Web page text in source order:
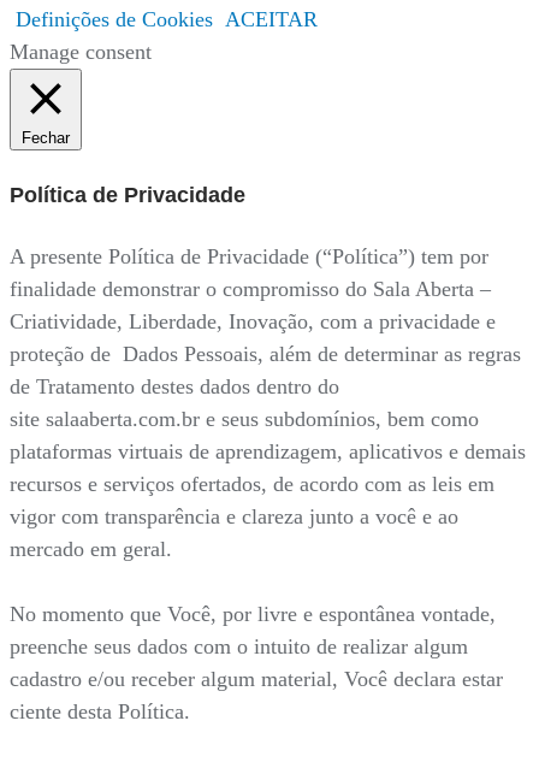
Definições de Cookies ACEITAR
Manage consent
Fechar
Política de Privacidade
A presente Política de Privacidade (“Política”) tem por
finalidade demonstrar o compromisso do Sala Aberta –
Criatividade, Liberdade, Inovação, com a privacidade e
proteção de Dados Pessoais, além de determinar as regras
de Tratamento destes dados dentro do
site salaaberta.com.br e seus subdomínios, bem como
plataformas virtuais de aprendizagem, aplicativos e demais
recursos e serviços ofertados, de acordo com as leis em
vigor com transparência e clareza junto a você e ao
mercado em geral.
No momento que Você, por livre e espontânea vontade,
preenche seus dados com o intuito de realizar algum
cadastro e/ou receber algum material, Você declara estar
ciente desta Política.